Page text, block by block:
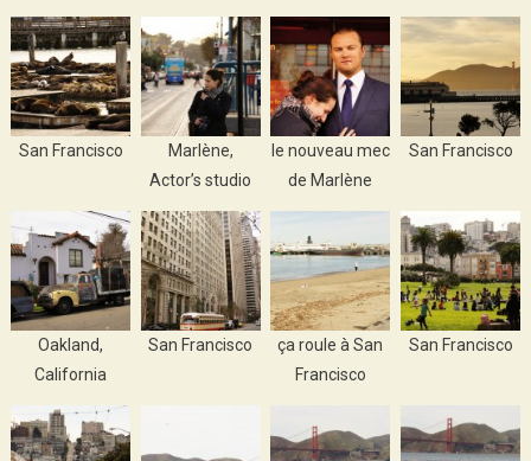
San Francisco
Marlène,
Actor’s studio
le nouveau mec
de Marlène
San Francisco
Oakland,
California
San Francisco
ça roule à San
Francisco
San Francisco